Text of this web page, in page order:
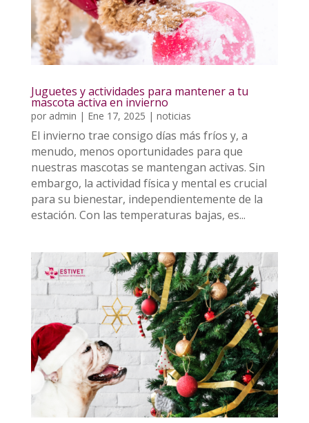
Juguetes y actividades para mantener a tu
mascota activa en invierno
por admin | Ene 17, 2025 | noticias
El invierno trae consigo días más fríos y, a
menudo, menos oportunidades para que
nuestras mascotas se mantengan activas. Sin
embargo, la actividad física y mental es crucial
para su bienestar, independientemente de la
estación. Con las temperaturas bajas, es...